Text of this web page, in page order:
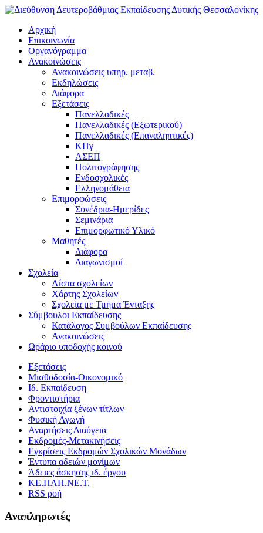
Αρχική
Επικοινωνία
Οργανόγραμμα
Ανακοινώσεις
Ανακοινώσεις υπηρ. μεταβ.
Εκδηλώσεις
Διάφορα
Εξετάσεις
Πανελλαδικές
Πανελλαδικές (Εξωτερικού)
Πανελλαδικές (Επαναληπτικές)
ΚΠγ
ΑΣΕΠ
Πολιτογράφησης
Ενδοσχολικές
Ελληνομάθεια
Επιμορφώσεις
Συνέδρια-Ημερίδες
Σεμινάρια
Επιμορφωτικό Υλικό
Μαθητές
Διάφορα
Διαγωνισμοί
Σχολεία
Λίστα σχολείων
Χάρτης Σχολείων
Σχολεία με Τμήμα Ένταξης
Σύμβουλοι Εκπαίδευσης
Κατάλογος Συμβούλων Εκπαίδευσης
Ανακοινώσεις
Ωράριο υποδοχής κοινού
Εξετάσεις
Μισθοδοσία-Οικονομικό
Ιδ. Εκπαίδευση
Φροντιστήρια
Αντιστοιχία ξένων τίτλων
Φυσική Αγωγή
Αναρτήσεις Διαύγεια
Εκδρομές-Μετακινήσεις
Εγκρίσεις Εκδρομών Σχολικών Μονάδων
Έντυπα αδειών μονίμων
Άδειες άσκησης ιδ. έργου
ΚΕ.ΠΛΗ.ΝΕ.Τ.
RSS ροή
Αναπληρωτές